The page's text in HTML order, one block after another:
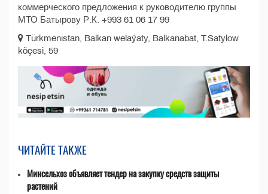
коммерческого предложения к руководителю группы
МТО Батырову Р.К. +993 61 06 17 99
Türkmenistan, Balkan welaýaty, Balkanabat, T.Satylow
köçesi, 59
ЧИТАЙТЕ ТАКЖЕ
Минсельхоз объявляет тендер на закупку средств защиты
растений